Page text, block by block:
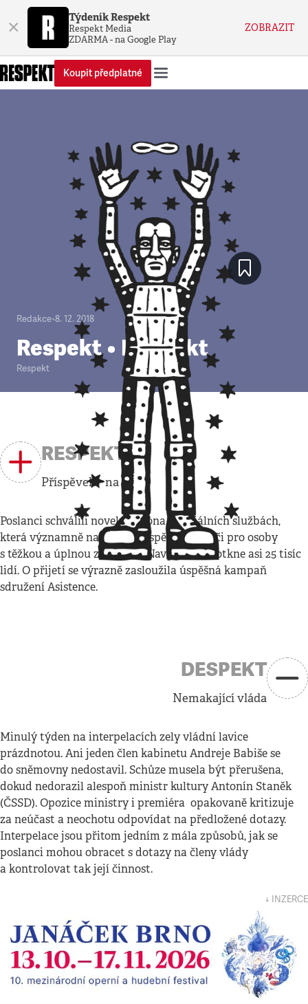
× Týdeník Respekt
Respekt Media
ZDARMA - na Google Play
ZOBRAZIT
Koupit předplatné
Redakce•8. 12. 2018
Respekt • Despekt
Respekt
RESPEKT
Příspěvek na péči
Poslanci schválili novelu zákona o sociálních službách,
která významně navyšuje příspěvek na péči pro osoby
s těžkou a úplnou závislostí. Navýšení se dotkne asi 25 tisíc
lidí. O přijetí se výrazně zasloužila úspěšná kampaň
sdružení Asistence.
DESPEKT
Nemakající vláda
Minulý týden na interpelacích zely vládní lavice
prázdnotou. Ani jeden člen kabinetu Andreje Babiše se
do sněmovny nedostavil. Schůze musela být přerušena,
dokud nedorazil alespoň ministr kultury Antonín Staněk
(ČSSD). Opozice ministry i premiéra opakovaně kritizuje
za neúčast a neochotu odpovídat na předložené dotazy.
Interpelace jsou přitom jedním z mála způsobů, jak se
poslanci mohou obracet s dotazy na členy vlády
a kontrolovat tak její činnost.
↓ INZERCE